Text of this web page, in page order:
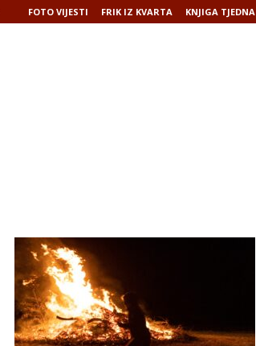
FOTO VIJESTI FRIK IZ KVARTA KNJIGA TJEDNA